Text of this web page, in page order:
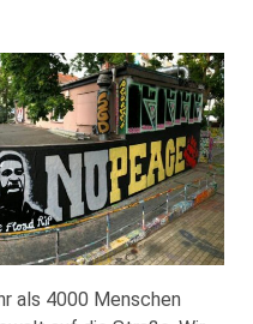
als 4000 Menschen